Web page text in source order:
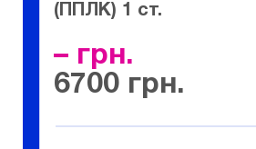
(ППЛК) 1 ст.
6700
–